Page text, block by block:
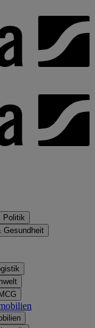
Politik
Gesundheit